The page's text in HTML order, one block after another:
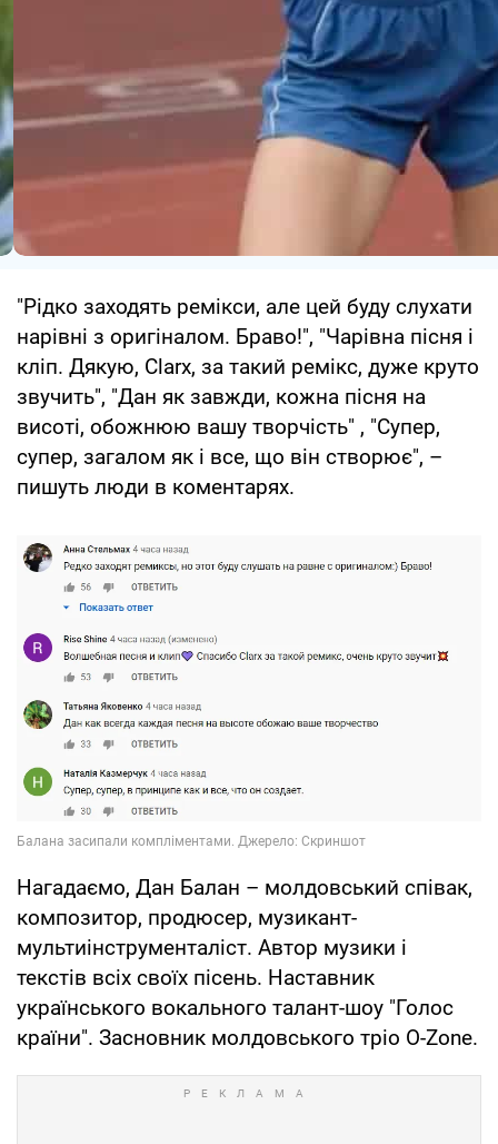
"Рідко заходять ремікси, але цей буду слухати
нарівні з оригіналом. Браво!", "Чарівна пісня і
кліп. Дякую, Clarx, за такий ремікс, дуже круто
звучить", "Дан як завжди, кожна пісня на
висоті, обожнюю вашу творчість" , "Супер,
супер, загалом як і все, що він створює", –
пишуть люди в коментарях.
Нагадаємо, Дан Балан – молдовський співак,
композитор, продюсер, музикант-
мультиінструменталіст. Автор музики і
текстів всіх своїх пісень. Наставник
українського вокального талант-шоу "Голос
країни". Засновник молдовського тріо O-Zone.